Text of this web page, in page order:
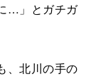
…」とガチガ
、北川の手の